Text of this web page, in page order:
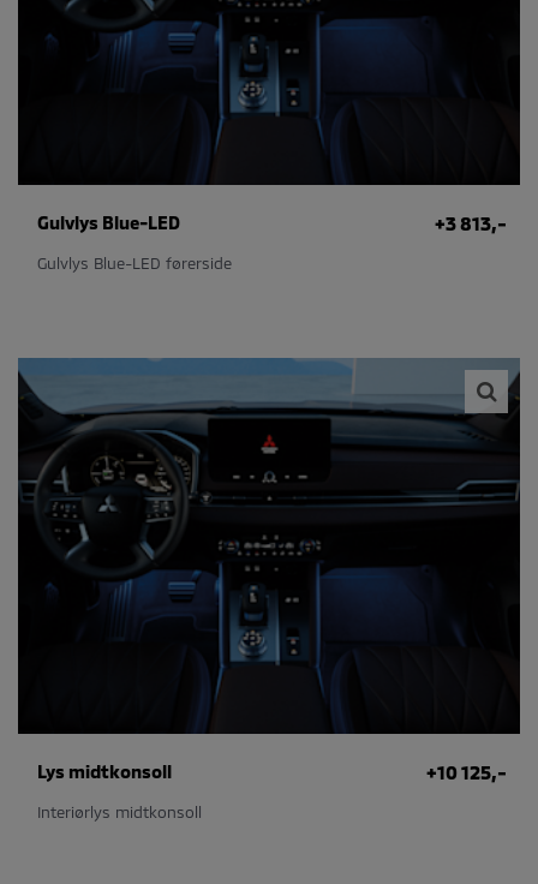
+3 813,-
Gulvlys Blue-LED
Gulvlys Blue-LED førerside
+10 125,-
Lys midtkonsoll
Interiørlys midtkonsoll